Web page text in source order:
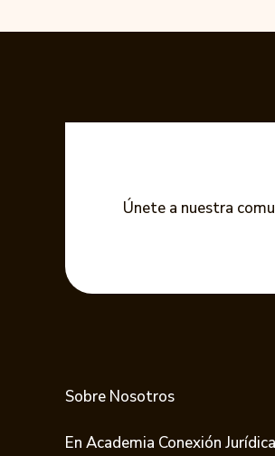
Únete a nuestra
Sobre Nosotros
En Academia Conexión